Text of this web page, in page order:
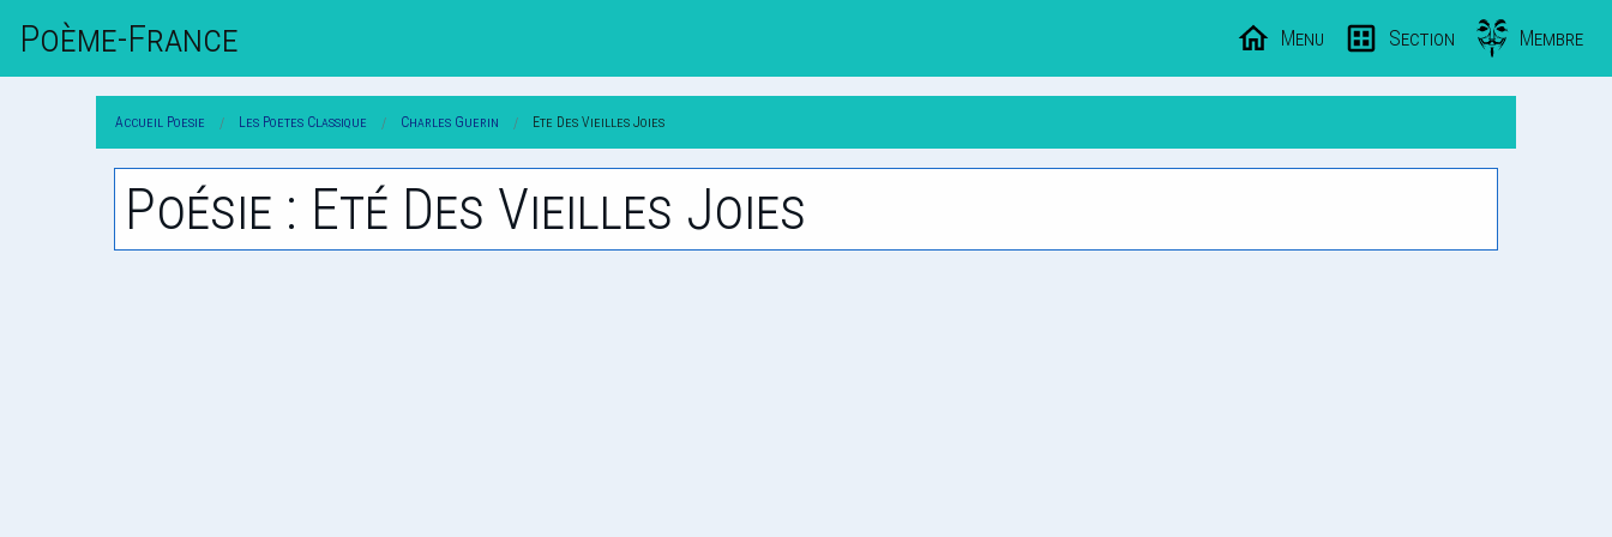
Poème-FrAnce Menu Section Membre
Accueil Poesie Les Poetes Classique Charles Guerin Ete Des Vieilles Joies
Poésie : Eté Des Vieilles Joies